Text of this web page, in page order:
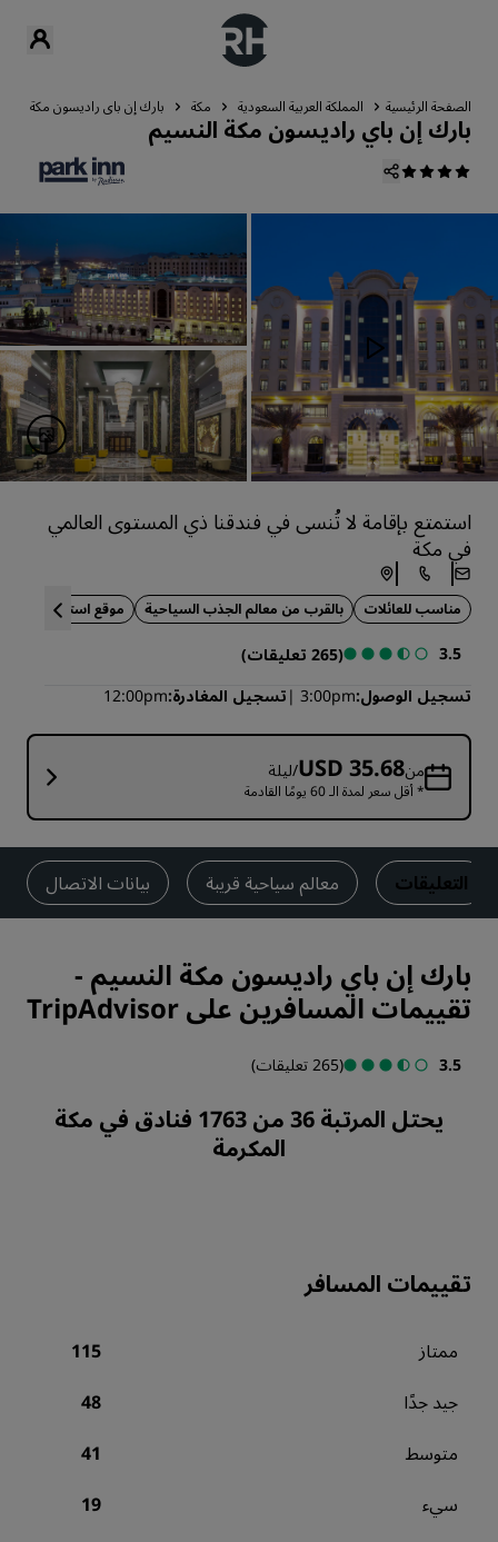
الصفحة الرئيسية المملكة العربية السعودية مكة بارك إن باي راديسون مكة
بارك إن باي راديسون مكة النسيم
استمتع بإقامة لا تُنسى في فندقنا ذي المستوى العالمي
في مكة
مناسب للعائلات بالقرب من معالم الجذب السياحية موقع استراتيجي
3.5
(265 تعليقات)
تسجيل الوصول 3:00pm تسجيل المغادرة 12:00pm
منUSD 35.68/ليلة
* أقل سعر لمدة الـ 60 يومًا القادمة
التعليقات معالم سياحية قريبة بيانات الاتصال
بارك إن باي راديسون مكة النسيم -
تقييمات المسافرين على TripAdvisor
3.5 (265 تعليقات)
يحتل المرتبة 36 من 1763 فنادق في مكة
المكرمة
تقييمات المسافر
ممتاز 115
جيد جدًا 48
متوسط 41
سيء 19